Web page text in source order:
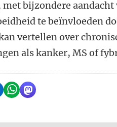
bijzondere
te beïnvloeden
vertellen over
als kanker, MS of
via Bluesky
op LinkedIn
Delen via WhatsApp
Delen via Mastodon